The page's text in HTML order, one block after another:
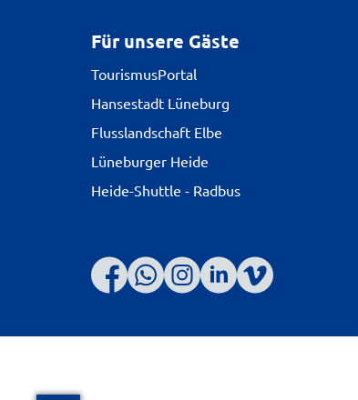
Für unsere Gäste
TourismusPortal
Hansestadt Lüneburg
Flusslandschaft Elbe
Lüneburger Heide
Heide-Shuttle - Radbus